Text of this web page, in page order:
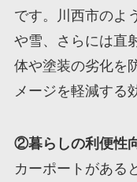
です。川西市のよ
や雪、さらには直
体や塗装の劣化を
メージを軽減する
②暮らしの利便性
カーポートがある